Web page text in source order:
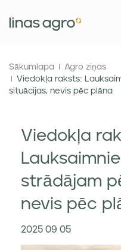
Sākumlapa
Agro ziņas
Viedokļa raksts:
situācijas, nevis pēc plāna
Viedokļa
strādājam
nevis pēc
2025 09 05